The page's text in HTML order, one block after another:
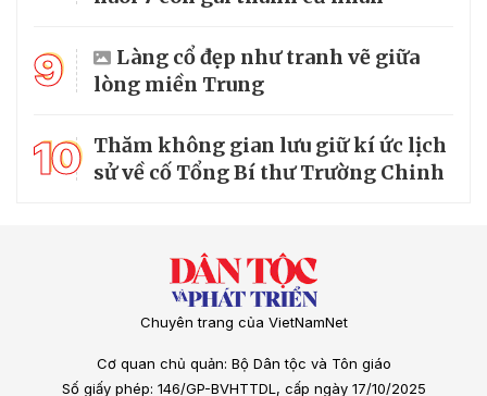
9
Làng cổ đẹp như tranh vẽ giữa
lòng miền Trung
10 Thăm không gian lưu giữ kí ức lịch
sử về cố Tổng Bí thư Trường Chinh
Chuyên trang của VietNamNet
Cơ quan chủ quản: Bộ Dân tộc và Tôn giáo
Số giấy phép: 146/GP-BVHTTDL, cấp ngày 17/10/2025